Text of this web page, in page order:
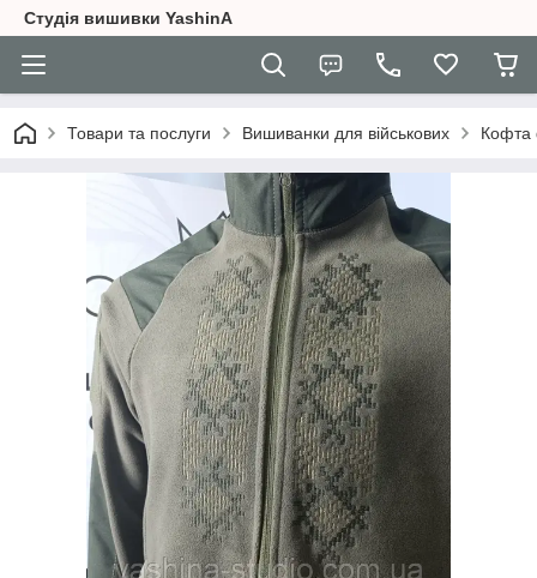
Студія вишивки YashinA
Товари та послуги Вишиванки для військових Кофта